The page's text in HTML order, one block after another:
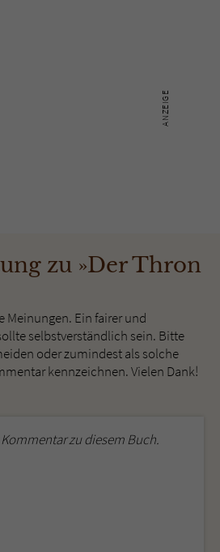
zu »Der Thron
Meinungen. Ein fairer und
selbstverständlich sein. Bitte
oder zumindest als solche
kennzeichnen. Vielen Dank!
zu diesem Buch.